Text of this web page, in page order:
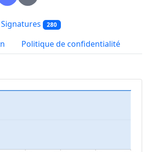
Signatures 280
Politique de confidentialité